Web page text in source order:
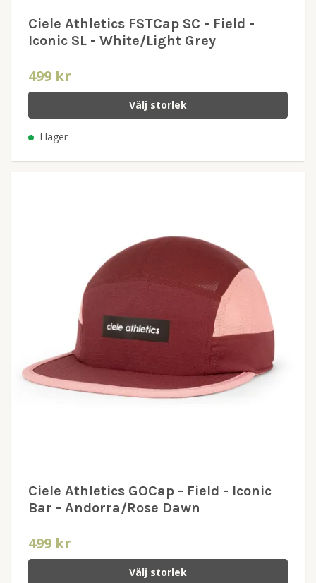
Ciele Athletics FSTCap SC - Field -
Iconic SL - White/Light Grey
499 kr
Välj storlek
I lager
Ciele Athletics GOCap - Field - Iconic
Bar - Andorra/Rose Dawn
499 kr
Välj storlek